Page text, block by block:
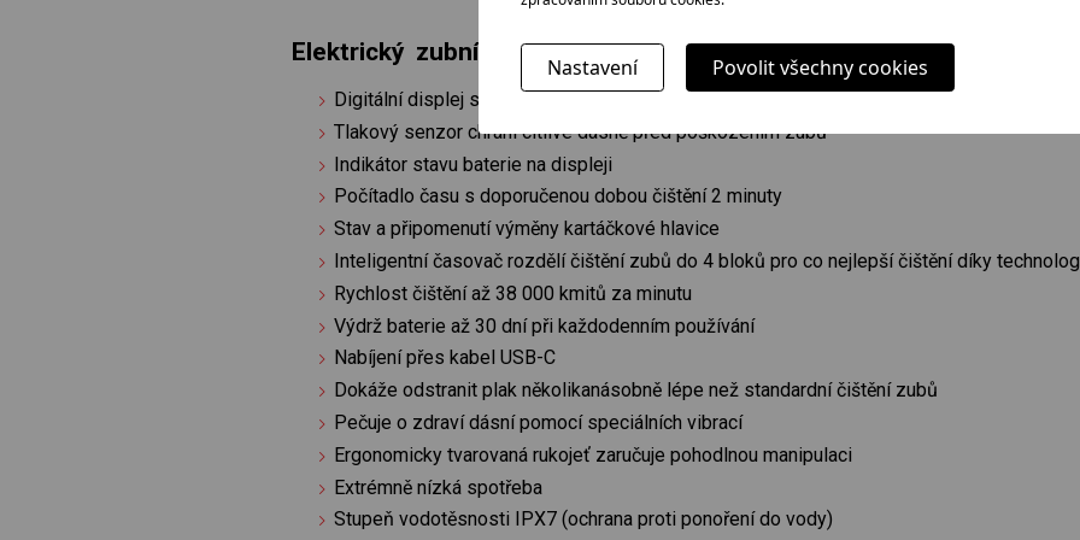
Elektrický zubní kartáček SOC 5010BL
Digitální displej se 4 přednastavenými režimy čištění - CLEAN, SOFT, WHITE, MASSAGE
Tlakový senzor chrání citlivé dásně před poškozením zubů
Indikátor stavu baterie na displeji
Počítadlo času s doporučenou dobou čištění 2 minuty
Stav a připomenutí výměny kartáčkové hlavice
Inteligentní časovač rozdělí čištění zubů do 4 bloků pro co nejlepší čištění díky
Rychlost čištění až 38 000 kmitů za minutu
Výdrž baterie až 30 dní při každodenním používání
Nabíjení přes kabel USB-C
Dokáže odstranit plak několikanásobně lépe než standardní čištění zubů
Pečuje o zdraví dásní pomocí speciálních vibrací
Ergonomicky tvarovaná rukojeť zaručuje pohodlnou manipulaci
Extrémně nízká spotřeba
Stupeň vodotěsnosti IPX7 (ochrana proti ponoření do vody)
Nastavení Povolit všechny cookies